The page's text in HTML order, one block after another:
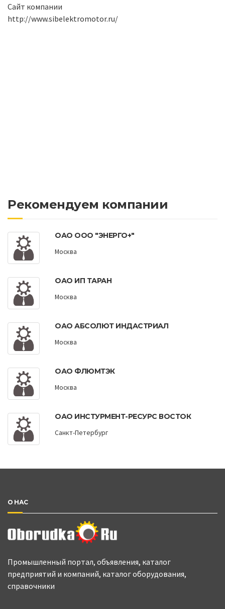
Сайт компании
http://www.sibelektromotor.ru/
Рекомендуем компании
ОАО ООО "ЭНЕРГО+"
Москва
ОАО ИП ТАРАН
Москва
ОАО АБСОЛЮТ ИНДАСТРИАЛ
Москва
ОАО ФЛЮМТЭК
Москва
ОАО ИНСТУРМЕНТ-РЕСУРС ВОСТОК
Санкт-Петербург
О НАС
Промышленный портал, объявления, каталог
предприятий и компаний, каталог оборудования,
справочники